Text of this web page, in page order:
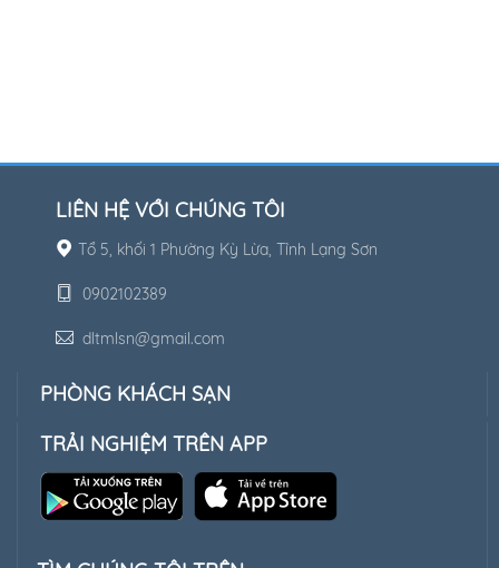
LIÊN HỆ VỚI CHÚNG TÔI
Tổ 5, khối 1 Phường Kỳ Lừa, Tỉnh Lạng Sơn
0902102389
dltmlsn@gmail.com
PHÒNG KHÁCH SẠN
TRẢI NGHIỆM TRÊN APP